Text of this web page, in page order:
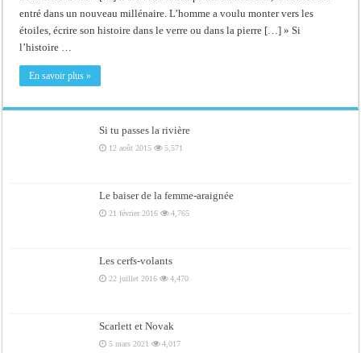
entré dans un nouveau millénaire. L’homme a voulu monter vers les
étoiles, écrire son histoire dans le verre ou dans la pierre […] » Si
l’histoire …
En savoir plus »
Si tu passes la rivière
12 août 2015 5,571
Le baiser de la femme-araignée
21 février 2016 4,765
Les cerfs-volants
22 juillet 2016 4,470
Scarlett et Novak
5 mars 2021 4,017